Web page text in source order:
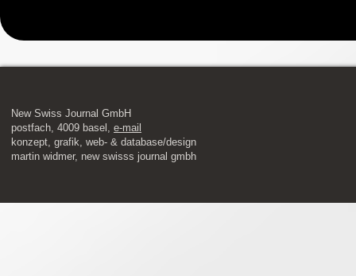
New Swiss Journal GmbH
postfach, 4009 basel, e-mail
​konzept, grafik, web- & database/design
martin widmer, new swisss journal gmbh